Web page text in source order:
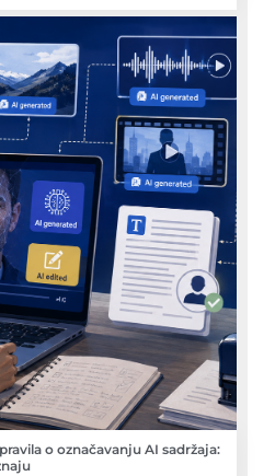
o označavanju AI sadržaja: